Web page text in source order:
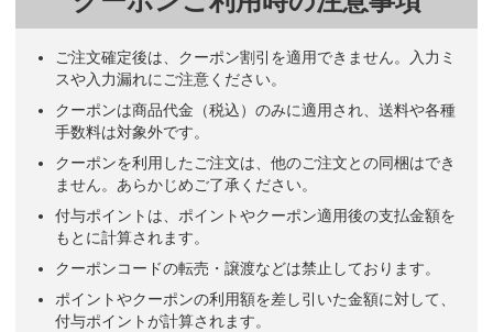
ご注文確定後は、クーポン割引を適用できません。入力ミ
スや入力漏れにご注意ください。
クーポンは商品代金（税込）のみに適用され、送料や各種
手数料は対象外です。
クーポンを利用したご注文は、他のご注文との同梱はでき
ません。あらかじめご了承ください。
付与ポイントは、ポイントやクーポン適用後の支払金額を
もとに計算されます。
クーポンコードの転売・譲渡などは禁止しております。
ポイントやクーポンの利用額を差し引いた金額に対して、
付与ポイントが計算されます。